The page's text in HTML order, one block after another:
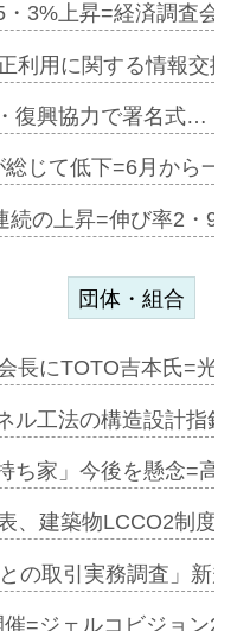
3%上昇=経済調査会
利用に関する情報交換
復興協力で署名式…
じて低下=6月から一
続の上昇=伸び率2・
団体・組合
長にTOTO吉本氏=光
ル工法の構造設計指針
ち家」今後を懸念=高
、建築物LCCO2制度
の取引実務調査」新規
=ジェルコビジョン